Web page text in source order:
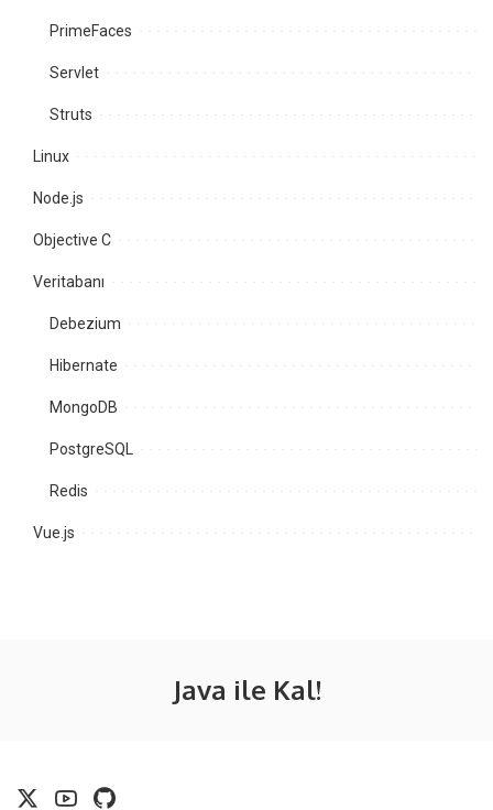
PrimeFaces
Servlet
Struts
Linux
Node.js
Objective C
Veritabanı
Debezium
Hibernate
MongoDB
PostgreSQL
Redis
Vue.js
Java ile Kal!